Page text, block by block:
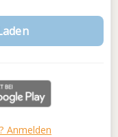
Anmelden